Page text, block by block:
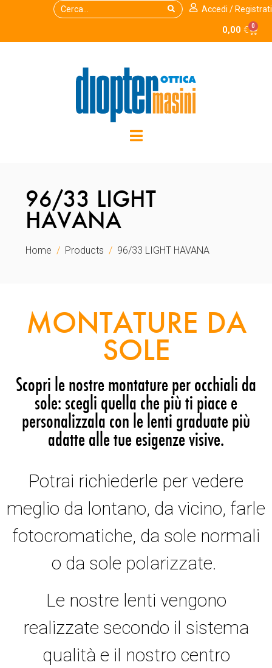
Accedi / Registrati
0,00 € 0
96/33 LIGHT
HAVANA
Home Products 96/33 LIGHT HAVANA
MONTATURE DA
SOLE
Scopri le nostre montature per occhiali da
sole: scegli quella che più ti piace e
personalizzala con le lenti graduate più
adatte alle tue esigenze visive.
Potrai richiederle per vedere
meglio da lontano, da vicino, farle
fotocromatiche, da sole normali
o da sole polarizzate.
Le nostre lenti vengono
realizzate secondo il sistema
qualità e il nostro centro